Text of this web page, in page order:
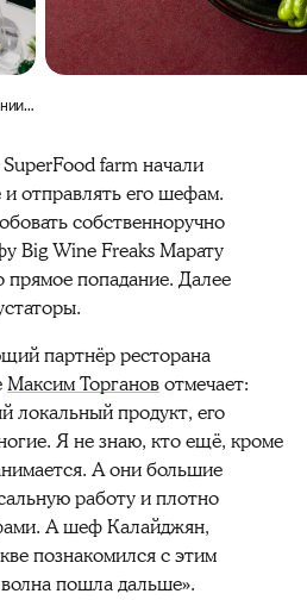
farm начали
и отправлять его шефам.
собственноручно
Big Wine Freaks Марату
попадание. Далее
партнёр ресторана
Максим Торгановотмечает:
локальный продукт, его
Я не знаю, кто ещё, кроме
А они большие
работу и плотно
А шеф Калайджян,
познакомился с этим
пошла дальше».